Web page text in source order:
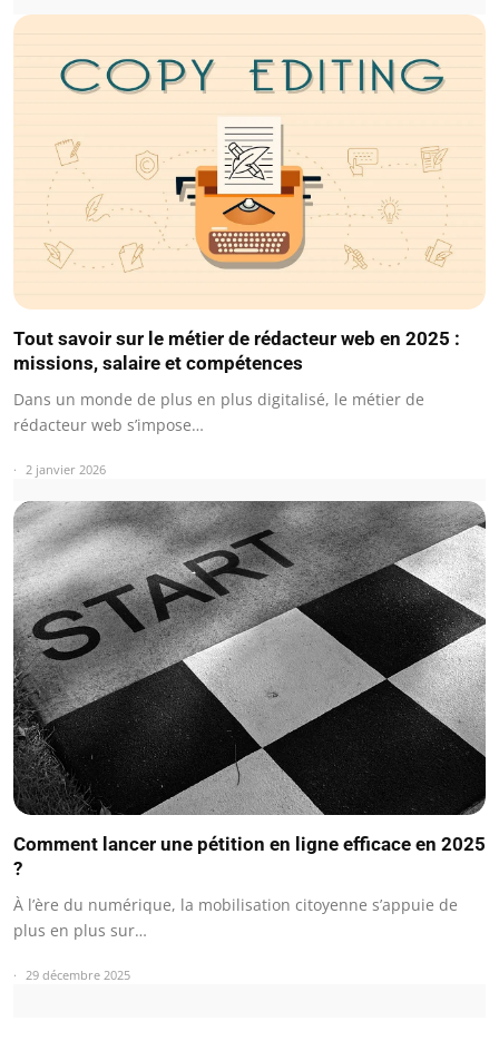
Tout savoir sur le métier de rédacteur web en 2025 :
missions, salaire et compétences
Dans un monde de plus en plus digitalisé, le métier de
rédacteur web s’impose…
2 janvier 2026
Comment lancer une pétition en ligne efficace en 2025
?
À l’ère du numérique, la mobilisation citoyenne s’appuie de
plus en plus sur…
29 décembre 2025